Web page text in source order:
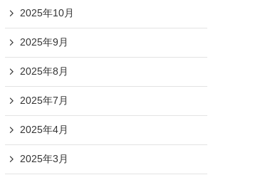
2025年10月
2025年9月
2025年8月
2025年7月
2025年4月
2025年3月